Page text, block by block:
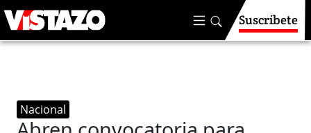
Suscríbete
Nacional